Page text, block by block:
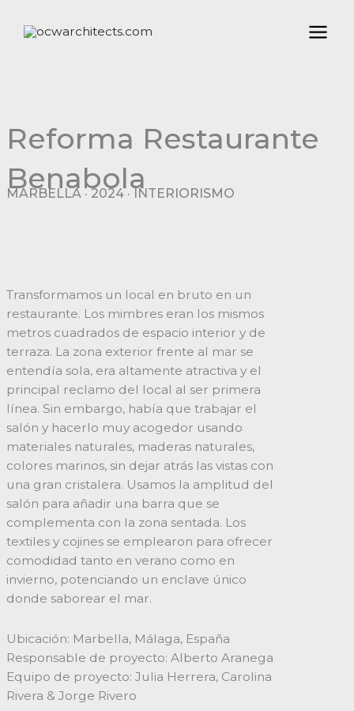
Reforma Restaurante
Benabola
MARBELLA · 2024 · INTERIORISMO
Transformamos un local en bruto en un
restaurante. Los mimbres eran los mismos
metros cuadrados de espacio interior y de
terraza. La zona exterior frente al mar se
entendía sola, era altamente atractiva y el
principal reclamo del local al ser primera
línea. Sin embargo, había que trabajar el
salón y hacerlo muy acogedor usando
materiales naturales, maderas naturales,
colores marinos, sin dejar atrás las vistas con
una gran cristalera. Usamos la amplitud del
salón para añadir una barra que se
complementa con la zona sentada. Los
textiles y cojines se emplearon para ofrecer
comodidad tanto en verano como en
invierno, potenciando un enclave único
donde saborear el mar.
Ubicación: Marbella, Málaga, España
Responsable de proyecto: Alberto Aranega
Equipo de proyecto: Julia Herrera, Carolina
Rivera & Jorge Rivero